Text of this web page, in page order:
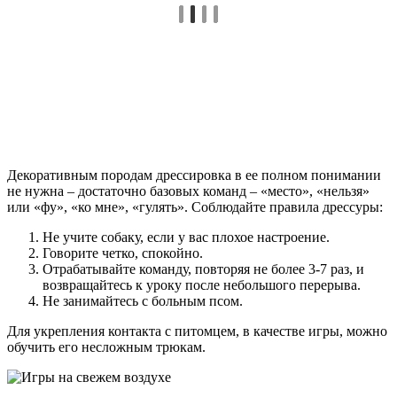
Декоративным породам дрессировка в ее полном понимании
не нужна – достаточно базовых команд – «место», «нельзя»
или «фу», «ко мне», «гулять». Соблюдайте правила дрессуры:
Не учите собаку, если у вас плохое настроение.
Говорите четко, спокойно.
Отрабатывайте команду, повторяя не более 3-7 раз, и
возвращайтесь к уроку после небольшого перерыва.
Не занимайтесь с больным псом.
Для укрепления контакта с питомцем, в качестве игры, можно
обучить его несложным трюкам.